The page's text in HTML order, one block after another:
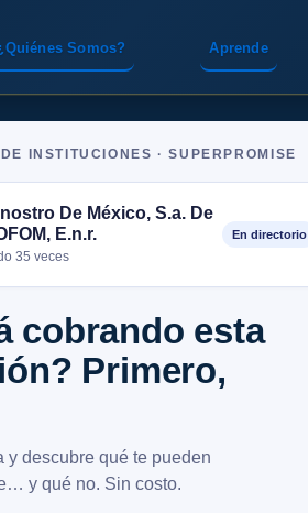
Somos? Aprende
INSTITUCIONES · SUPERPROMISE
De México, S.a. De
E.n.r.
35 veces
En directorio
cobrando esta
Primero,
y descubre qué te pueden
y qué no. Sin costo.